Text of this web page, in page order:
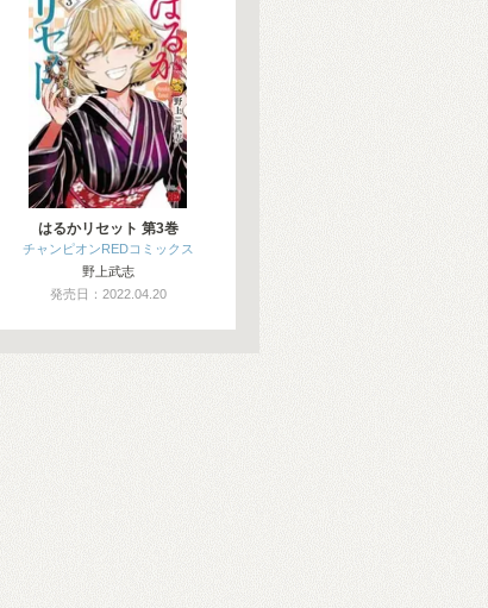
はるかリセット 第3巻
チャンピオンREDコミックス
野上武志
発売日：2022.04.20